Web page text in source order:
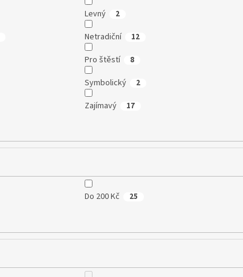
Levný 2
Netradiční 12
Pro štěstí 8
Symbolický 2
Zajímavý 17
Do 200 Kč 25